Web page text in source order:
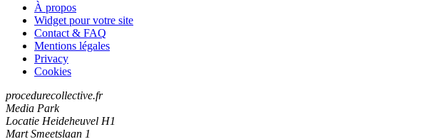
À propos
Widget pour votre site
Contact & FAQ
Mentions légales
Privacy
Cookies
procedurecollective.fr
Media Park
Locatie Heideheuvel H1
Mart Smeetslaan 1